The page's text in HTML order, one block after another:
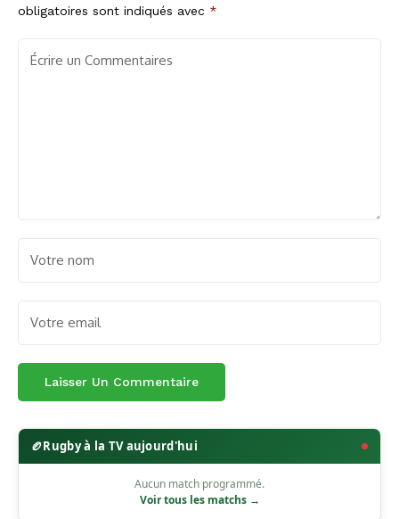
obligatoires sont indiqués avec *
🏉Rugby à la TV aujourd'hui
Aucun match programmé.
Voir tous les matchs →